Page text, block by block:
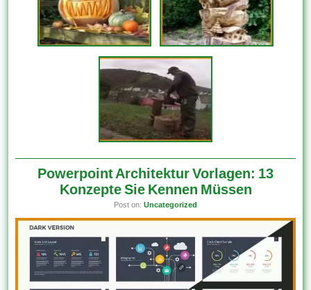
Powerpoint Architektur Vorlagen: 13
Konzepte Sie Kennen Müssen
Post on: Uncategorized